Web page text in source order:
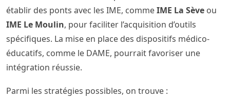
établir des ponts avec les IME, commeIME La Sève ou
IME Le Moulin, pour faciliter l’acquisition d’outils
spécifiques. La mise en place des dispositifs médico-
éducatifs, comme le DAME, pourrait favoriser une
intégration réussie.
Parmi les stratégies possibles, on trouve :